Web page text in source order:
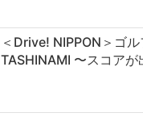
＜Drive! NIPPON＞ゴル
TASHINAMI 〜スコア